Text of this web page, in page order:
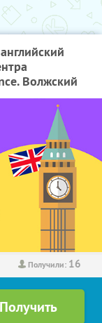
Волжский
Получили: 16